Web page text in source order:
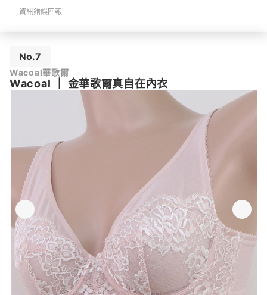
資訊錯誤回報
No.7
Wacoal華歌爾
Wacoal 金華歌爾真自在內衣